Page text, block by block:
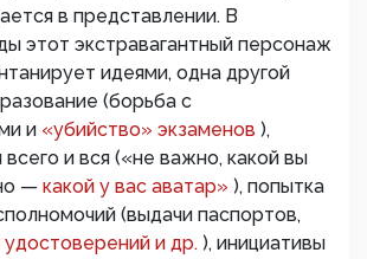
в представлении. В
этот экстравагантный персонаж
идеями, одна другой
(борьба с
и «убийство» экзаменов ),
и вся («не важно, какой вы
— какой у вас аватар» ), попытка
(выдачи паспортов,
удостоверений и др. ), инициативы